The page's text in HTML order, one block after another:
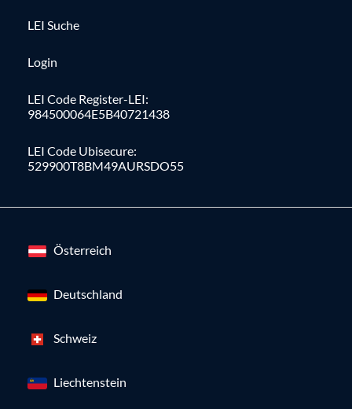
LEI Suche
Login
LEI Code Register-LEI:
984500064E5B40721438
LEI Code Ubisecure:
529900T8BM49AURSDO55
Österreich
Deutschland
Schweiz
Liechtenstein